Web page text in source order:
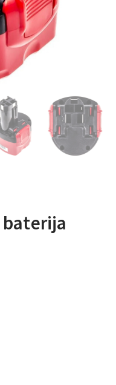
baterija